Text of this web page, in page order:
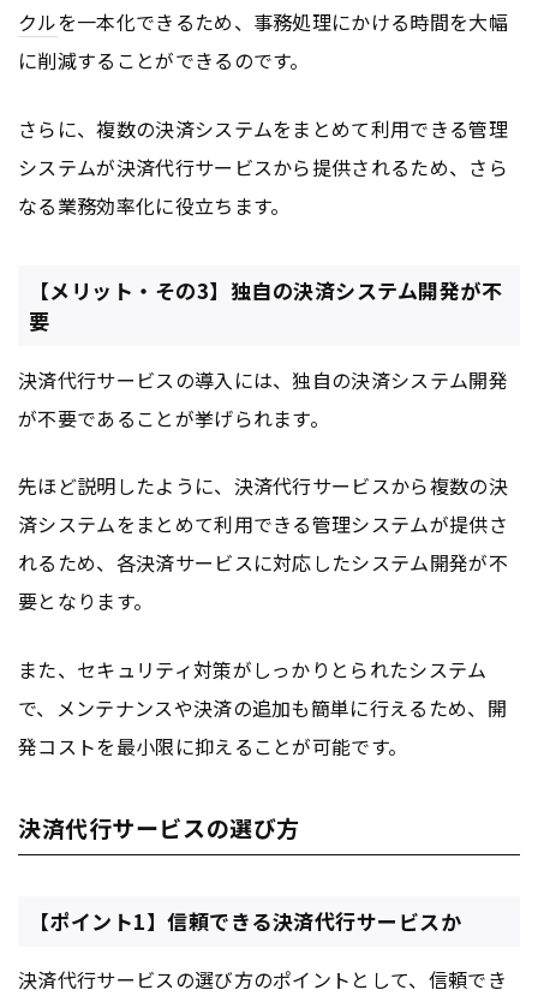
クルを一本化できるため、事務処理にかける時間を大幅
に削減することができるのです。
さらに、複数の決済システムをまとめて利用できる管理
システムが決済代行サービスから提供されるため、さら
なる業務効率化に役立ちます。
【メリット・その3】独自の決済システム開発が不
要
決済代行サービスの導入には、独自の決済システム開発
が不要であることが挙げられます。
先ほど説明したように、決済代行サービスから複数の決
済システムをまとめて利用できる管理システムが提供さ
れるため、各決済サービスに対応したシステム開発が不
要となります。
また、セキュリティ対策がしっかりとられたシステム
で、メンテナンスや決済の追加も簡単に行えるため、開
発コストを最小限に抑えることが可能です。
決済代行サービスの選び方
【ポイント1】信頼できる決済代行サービスか
決済代行サービスの選び方のポイントとして、信頼でき